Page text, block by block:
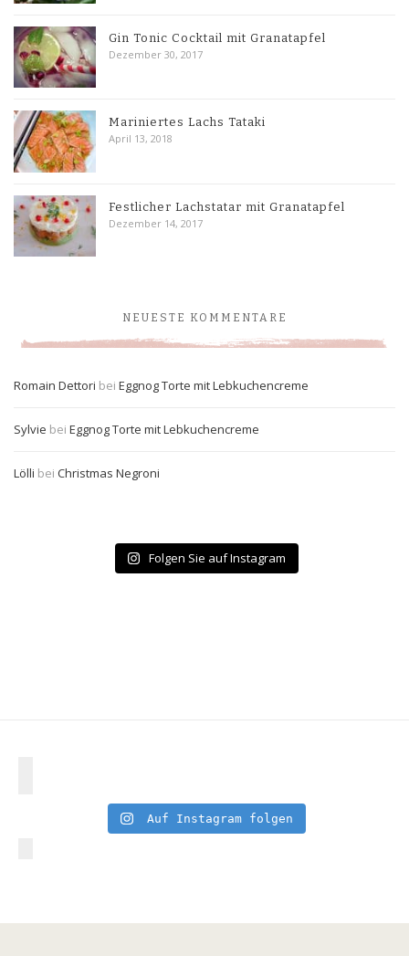
Gin Tonic Cocktail mit Granatapfel
Dezember 30, 2017
Mariniertes Lachs Tataki
April 13, 2018
Festlicher Lachstatar mit Granatapfel
Dezember 14, 2017
NEUESTE KOMMENTARE
Romain Dettori bei Eggnog Torte mit Lebkuchencreme
Sylvie bei Eggnog Torte mit Lebkuchencreme
Lölli bei Christmas Negroni
Folgen Sie auf Instagram
Auf Instagram folgen